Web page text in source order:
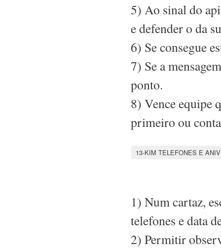
5) Ao sinal do
e defender o da
6) Se consegue
7) Se a
ponto.
8) Vence equipe
primeiro ou
13-KIM TELEFONES E
1) Num cartaz,
telefones e data
2) Permitir